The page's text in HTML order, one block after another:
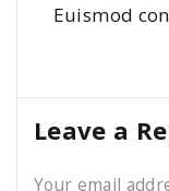
Euismod
Leave a
Your email